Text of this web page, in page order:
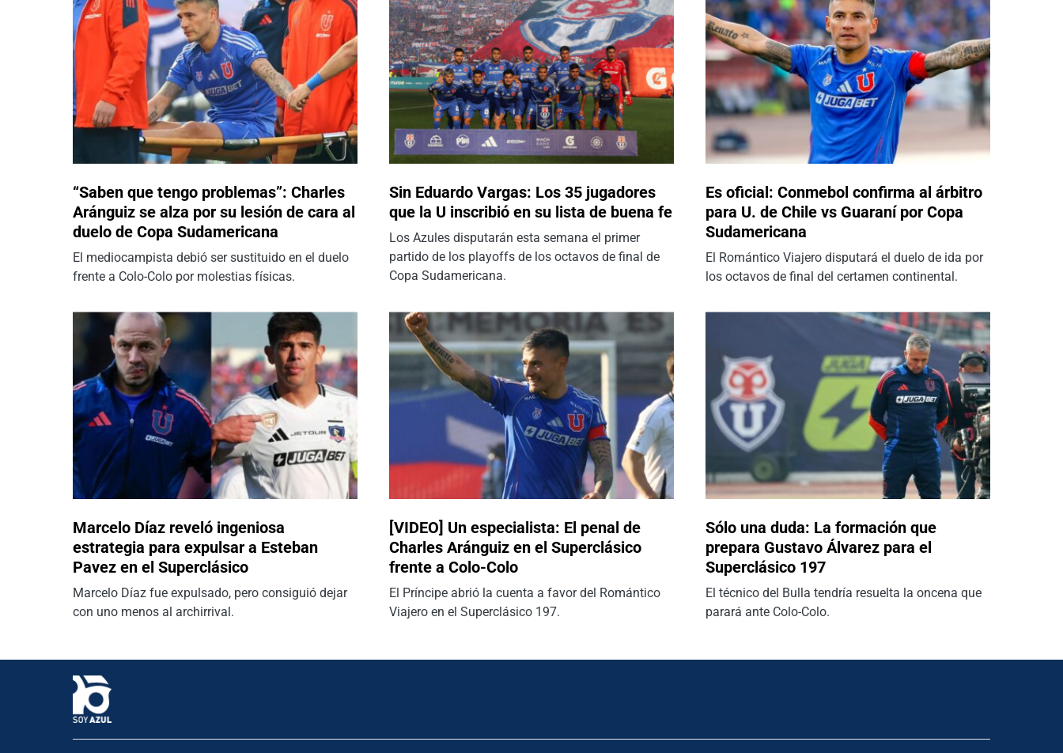
“Saben que tengo problemas”: Charles
Aránguiz se alza por su lesión de cara al
duelo de Copa Sudamericana
El mediocampista debió ser sustituido en el duelo
frente a Colo-Colo por molestias físicas.
Sin Eduardo Vargas: Los 35 jugadores
que la U inscribió en su lista de buena fe
Los Azules disputarán esta semana el primer
partido de los playoffs de los octavos de final de
Copa Sudamericana.
Es oficial: Conmebol confirma al árbitro
para U. de Chile vs Guaraní por Copa
Sudamericana
El Romántico Viajero disputará el duelo de ida por
los octavos de final del certamen continental.
Marcelo Díaz reveló ingeniosa
estrategia para expulsar a Esteban
Pavez en el Superclásico
Marcelo Díaz fue expulsado, pero consiguió dejar
con uno menos al archirrival.
[VIDEO] Un especialista: El penal de
Charles Aránguiz en el Superclásico
frente a Colo-Colo
El Príncipe abrió la cuenta a favor del Romántico
Viajero en el Superclásico 197.
Sólo una duda: La formación que
prepara Gustavo Álvarez para el
Superclásico 197
El técnico del Bulla tendría resuelta la oncena que
parará ante Colo-Colo.